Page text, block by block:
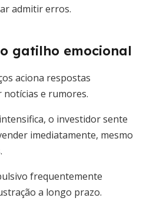
admitir erros.
gatilho emocional
aciona respostas
e rumores.
o investidor sente
imediatamente, mesmo
frequentemente
a longo prazo.